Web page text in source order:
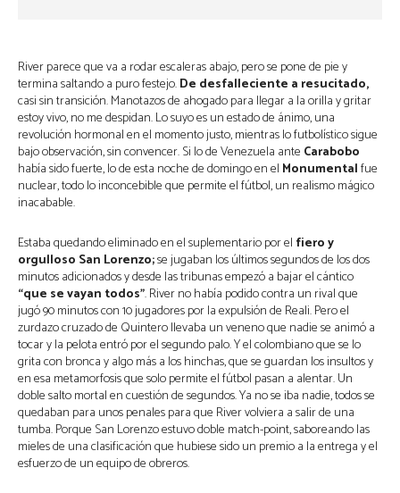
River parece que va a rodar escaleras abajo, pero se pone de pie y
termina saltando a puro festejo.De desfalleciente a resucitado,
casi sin transición. Manotazos de ahogado para llegar a la orilla y gritar
estoy vivo, no me despidan. Lo suyo es un estado de ánimo, una
revolución hormonal en el momento justo, mientras lo futbolístico sigue
bajo observación, sin convencer. Si lo de Venezuela ante Carabobo
había sido fuerte, lo de esta noche de domingo en el Monumentalfue
nuclear, todo lo inconcebible que permite el fútbol, un realismo mágico
inacabable.
Estaba quedando eliminado en el suplementario por el fiero y
orgulloso San Lorenzo;se jugaban los últimos segundos de los dos
minutos adicionados y desde las tribunas empezó a bajar el cántico
“que se vayan todos”. River no había podido contra un rival que
jugó 90 minutos con 10 jugadores por la expulsión de Reali. Pero el
zurdazo cruzado de Quintero llevaba un veneno que nadie se animó a
tocar y la pelota entró por el segundo palo. Y el colombiano que se lo
grita con bronca y algo más a los hinchas, que se guardan los insultos y
en esa metamorfosis que solo permite el fútbol pasan a alentar. Un
doble salto mortal en cuestión de segundos. Ya no se iba nadie, todos se
quedaban para unos penales para que River volviera a salir de una
tumba. Porque San Lorenzo estuvo doble match-point, saboreando las
mieles de una clasificación que hubiese sido un premio a la entrega y el
esfuerzo de un equipo de obreros.